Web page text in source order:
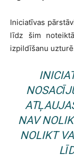
Iniciatīvas
līdz šim
izpildīšanu
NAV
NOLIKT